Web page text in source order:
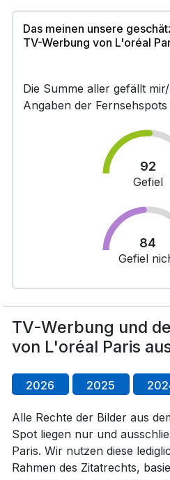
Das meinen unsere
TV-Werbung von L'oréal
Die Summe aller gefällt
Angaben der
92
Gefiel
84
Gefiel
TV-Werbung und
von L'oréal Paris
2026 2025
Alle Rechte der Bilder aus
Spot liegen nur und
Paris. Wir nutzen diese
Rahmen des Zitatrechts,